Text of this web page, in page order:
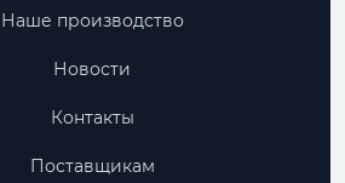
Наше производство
Новости
Контакты
Поставщикам